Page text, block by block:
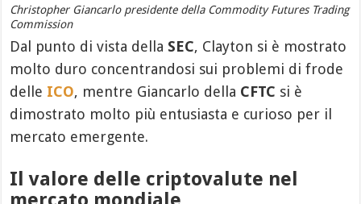
Christopher Giancarlo presidente della Commodity Futures Trading
Commission
Dal punto di vista della SEC, Clayton si è mostrato
molto duro concentrandosi sui problemi di frode
delle ICO, mentre Giancarlo della CFTC si è
dimostrato molto più entusiasta e curioso per il
mercato emergente.
Il valore delle criptovalute nel